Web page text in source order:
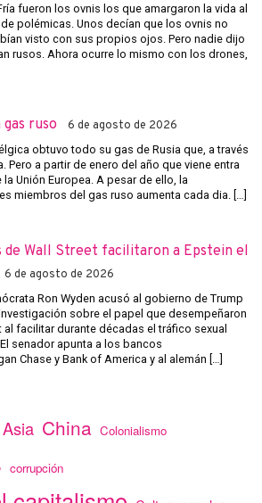
fueron los ovnis los que amargaron la vida al
polémicas. Unos decían que los ovnis no
visto con sus propios ojos. Pero nadie dijo
rusos. Ahora ocurre lo mismo con los drones,
ruso 6 de agosto de 2026
obtuvo todo su gas de Rusia que, a través
Pero a partir de enero del año que viene entra
Unión Europea. A pesar de ello, la
miembros del gas ruso aumenta cada dia. […]
de Wall Street facilitaron a Epstein el
6 de agosto de 2026
Ron Wyden acusó al gobierno de Trump
sobre el papel que desempeñaron
al facilitar durante décadas el tráfico sexual
senador apunta a los bancos
Chase y Bank of America y al alemán […]
Asia China Colonialismo
corrupción